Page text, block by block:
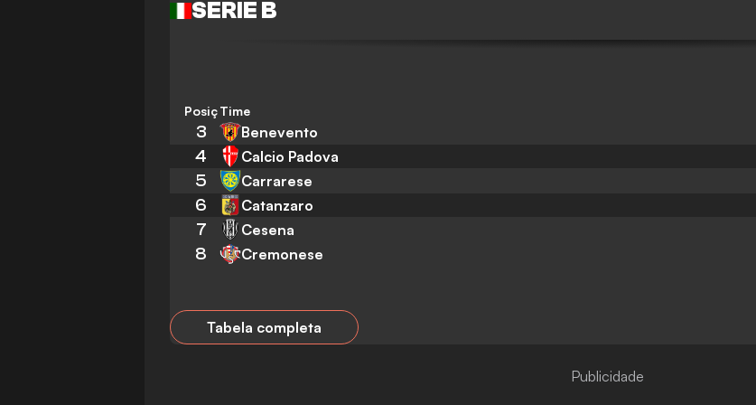
SERIE B
PosiçãoTime
3 Benevento
4 Calcio Padova
5 Carrarese
6 Catanzaro
7 Cesena
8 Cremonese
Tabela completa